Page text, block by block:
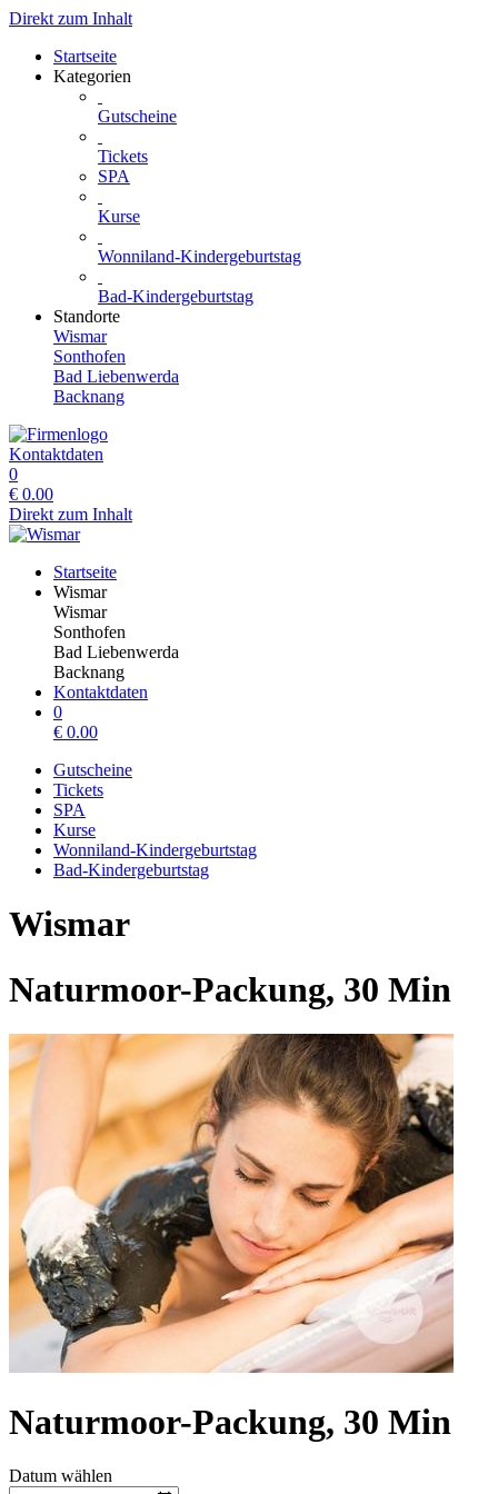
Direkt zum Inhalt
Startseite
Kategorien
Gutscheine
Tickets
SPA
Kurse
Wonniland-Kindergeburtstag
Bad-Kindergeburtstag
Standorte
Wismar
Sonthofen
Bad Liebenwerda
Backnang
Kontaktdaten
0
€ 0.00
Direkt zum Inhalt
Startseite
Wismar
Wismar
Sonthofen
Bad Liebenwerda
Backnang
Kontaktdaten
0
€ 0.00
Gutscheine
Tickets
SPA
Kurse
Wonniland-Kindergeburtstag
Bad-Kindergeburtstag
Wismar
Naturmoor-Packung, 30 Min
Naturmoor-Packung, 30 Min
Datum wählen